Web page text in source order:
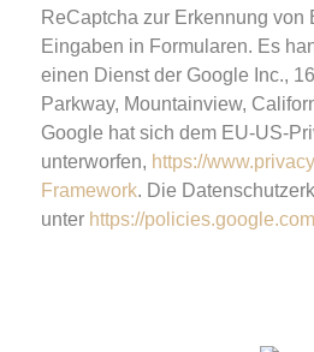
ReCaptcha zur Erkennung von
Eingaben in Formularen. Es
einen Dienst der Google Inc.,
Parkway, Mountainview,
Google hat sich dem EU-US-
unterworfen, https://
Framework. Die
unter https://